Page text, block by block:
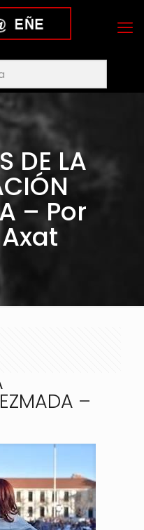
DE LA
– Por
–